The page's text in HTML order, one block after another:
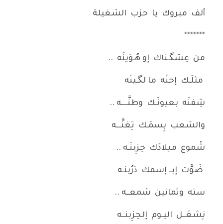
ألف مبروك يا حزب الشغيلة
*******
من عِشگـناك إو هُـوَينَه ..
مثلَـك إحنَه ما لگـينَه
شِفنَه بعيونَـك وطنَّــــه ..
والشعب بِسمَـك تِغنَّـــه
شْموع ميلادَك حِزِبنَـه ..
ضَوَّت إبــ إسمك دَرُبنـه
سته وثمانين شمعــه ..
نِشعَــل اليـوم إلحِزِبنــه